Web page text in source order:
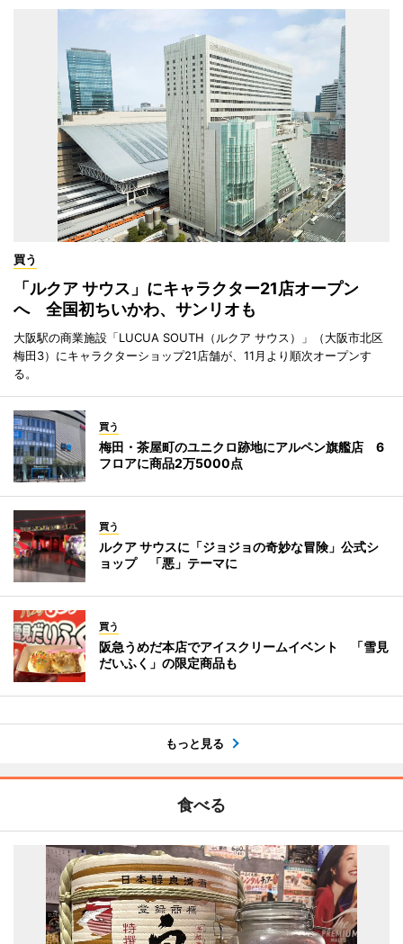
買う
「ルクア サウス」にキャラクター21店オープン
へ 全国初ちいかわ、サンリオも
大阪駅の商業施設「LUCUA SOUTH（ルクア サウス）」（大阪市北区
梅田3）にキャラクターショップ21店舗が、11月より順次オープンす
る。
買う
梅田・茶屋町のユニクロ跡地にアルペン旗艦店 6
フロアに商品2万5000点
買う
ルクア サウスに「ジョジョの奇妙な冒険」公式シ
ョップ 「悪」テーマに
買う
阪急うめだ本店でアイスクリームイベント 「雪見
だいふく」の限定商品も
もっと見る
食べる